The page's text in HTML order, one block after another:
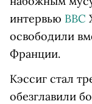
интервью BBC
освободили
Франции.
Кэссиг стал
обезглавили